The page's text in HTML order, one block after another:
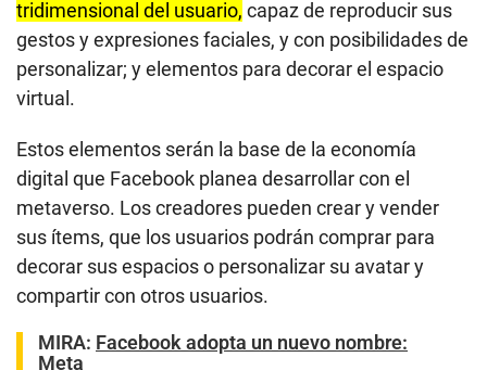
tridimensional del usuario, capaz de reproducir sus
gestos y expresiones faciales, y con posibilidades de
personalizar; y elementos para decorar el espacio
virtual.
Estos elementos serán la base de la economía
digital que Facebook planea desarrollar con el
metaverso. Los creadores pueden crear y vender
sus ítems, que los usuarios podrán comprar para
decorar sus espacios o personalizar su avatar y
compartir con otros usuarios.
MIRA: Facebook adopta un nuevo nombre:
Meta